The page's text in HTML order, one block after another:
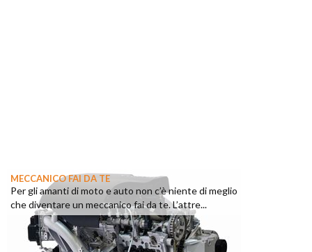
MECCANICO FAI DA TE
Per gli amanti di moto e auto non c’è niente di meglio
che diventare un meccanico fai da te. L’attre...